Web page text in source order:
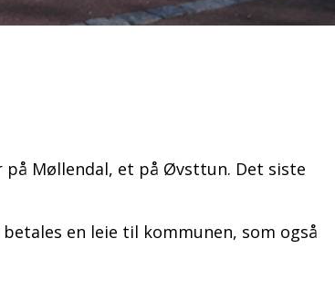
Møllendal, et på Øvsttun. Det siste
en leie til kommunen, som også